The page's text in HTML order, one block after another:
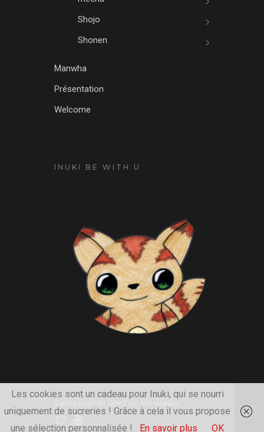
Shojo
Shonen
Manwha
Présentation
Welcome
INUKI BE WITH U
Les cookies sont un cadeau pour Inuki, qui se nourri
uniquement de sucreries ! Grâce à cela il vous propose
une sélection personnalisée !
En savoir plus OK